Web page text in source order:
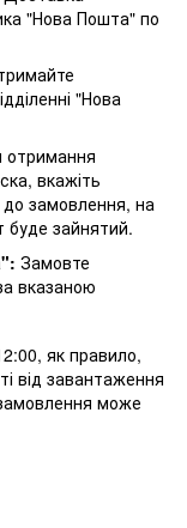
"Нова Пошта" по
"Нова
вкажіть
до замовлення, на
зайнятий.
Замовте
вказаною
як правило,
від завантаження
може